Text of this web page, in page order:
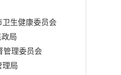
卫生健康委员会
政局
管理委员会
理局